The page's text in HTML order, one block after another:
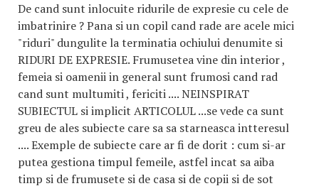
De cand sunt inlocuite ridurile de expresie cu cele de
imbatrinire ? Pana si un copil cand rade are acele mici
"riduri" dungulite la terminatia ochiului denumite si
RIDURI DE EXPRESIE. Frumusetea vine din interior ,
femeia si oamenii in general sunt frumosi cand rad
cand sunt multumiti , fericiti .... NEINSPIRAT
SUBIECTUL si implicit ARTICOLUL ...se vede ca sunt
greu de ales subiecte care sa sa starneasca intteresul
.... Exemple de subiecte care ar fi de dorit : cum si-ar
putea gestiona timpul femeile, astfel incat sa aiba
timp si de frumusete si de casa si de copii si de sot